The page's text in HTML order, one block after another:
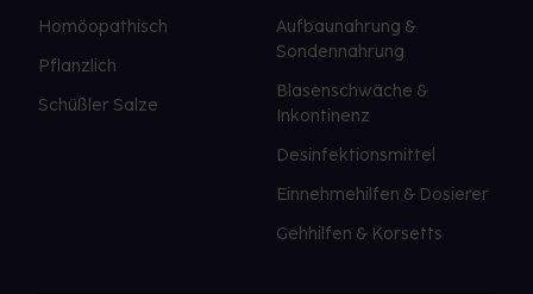
Homöopathisch
Pflanzlich
Schüßler Salze
Aufbaunahrung &
Sondennahrung
Blasenschwäche &
Inkontinenz
Desinfektionsmittel
Einnehmehilfen & Dosierer
Gehhilfen & Korsetts